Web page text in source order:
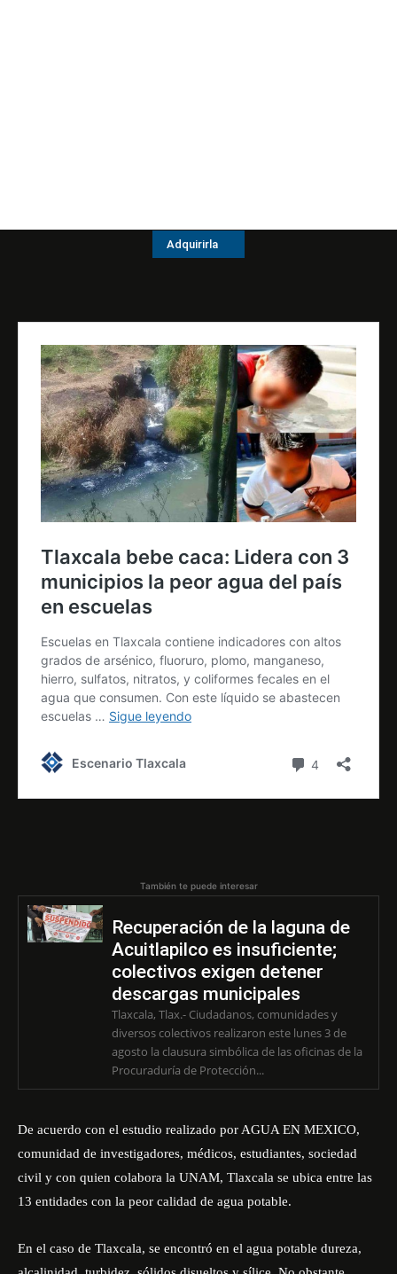
Adquirirla
También te puede interesar
Recuperación de la laguna de
Acuitlapilco es insuficiente;
colectivos exigen detener
descargas municipales
Tlaxcala, Tlax.- Ciudadanos, comunidades y
diversos colectivos realizaron este lunes 3 de
agosto la clausura simbólica de las oficinas de la
Procuraduría de Protección...
De acuerdo con el estudio realizado por AGUA EN MEXICO,
comunidad de investigadores, médicos, estudiantes, sociedad
civil y con quien colabora la UNAM, Tlaxcala se ubica entre las
13 entidades con la peor calidad de agua potable.
En el caso de Tlaxcala, se encontró en el agua potable dureza,